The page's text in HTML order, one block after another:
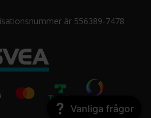
är 556389-7478
Vanliga frågor